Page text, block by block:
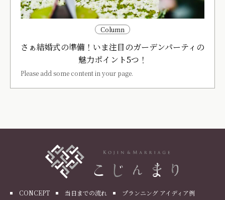
Column
さぁ結婚式の準備！いま注目のガーデンパーティの
魅力ポイント5つ！
Please add some content in your page.
CONCEPT 当日までの流れ
プランニング アイディア例